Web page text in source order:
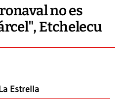
no es
Etchelecu
Estrella